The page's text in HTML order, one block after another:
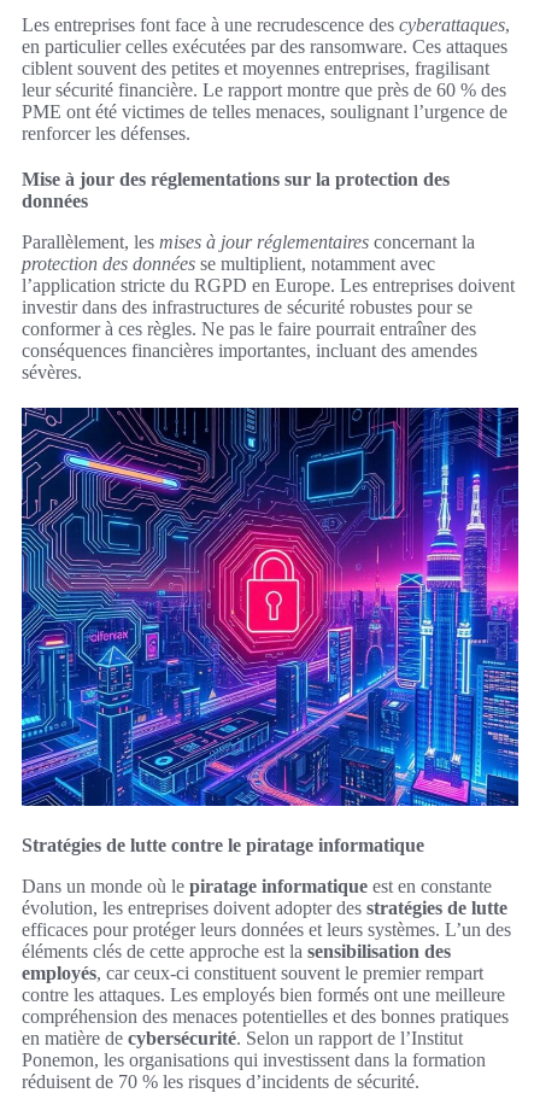
Les entreprises font face à une recrudescence des cyberattaques,
en particulier celles exécutées par des ransomware. Ces attaques
ciblent souvent des petites et moyennes entreprises, fragilisant
leur sécurité financière. Le rapport montre que près de 60 % des
PME ont été victimes de telles menaces, soulignant l’urgence de
renforcer les défenses.
Mise à jour des réglementations sur la protection des
données
Parallèlement, les mises à jour réglementaires concernant la
protection des données se multiplient, notamment avec
l’application stricte du RGPD en Europe. Les entreprises doivent
investir dans des infrastructures de sécurité robustes pour se
conformer à ces règles. Ne pas le faire pourrait entraîner des
conséquences financières importantes, incluant des amendes
sévères.
Stratégies de lutte contre le piratage informatique
Dans un monde où le piratage informatique est en constante
évolution, les entreprises doivent adopter des stratégies de lutte
efficaces pour protéger leurs données et leurs systèmes. L’un des
éléments clés de cette approche est la sensibilisation des
employés, car ceux-ci constituent souvent le premier rempart
contre les attaques. Les employés bien formés ont une meilleure
compréhension des menaces potentielles et des bonnes pratiques
en matière de cybersécurité. Selon un rapport de l’Institut
Ponemon, les organisations qui investissent dans la formation
réduisent de 70 % les risques d’incidents de sécurité.